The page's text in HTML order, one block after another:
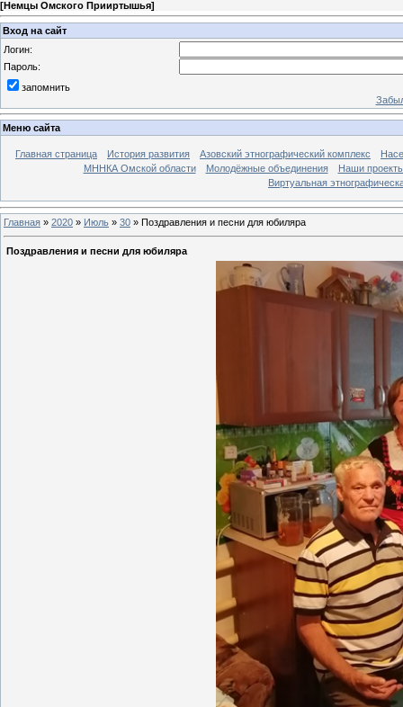
[Немцы Омского Прииртышья]
Вход на сайт
Логин:
Пароль:
запомнить
Меню сайта
Главная страница История развития Азовский этнографический комплекс
МННКА Омской области
Молодёжные объединения
Наши
Виртуальная
Главная » 2020 » Июль » 30 » Поздравления и песни для юбиляра
Поздравления и песни для юбиляра